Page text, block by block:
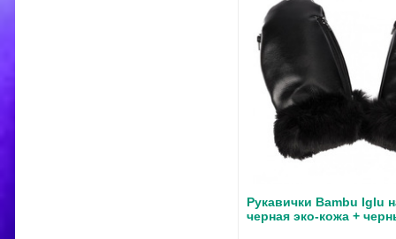
Рукавички Bambu Iglu
черная эко-кожа +